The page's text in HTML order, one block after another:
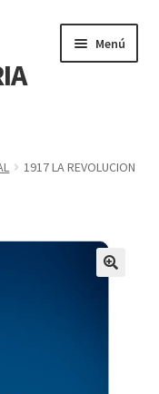
Menú
1917 LA REVOLUCION